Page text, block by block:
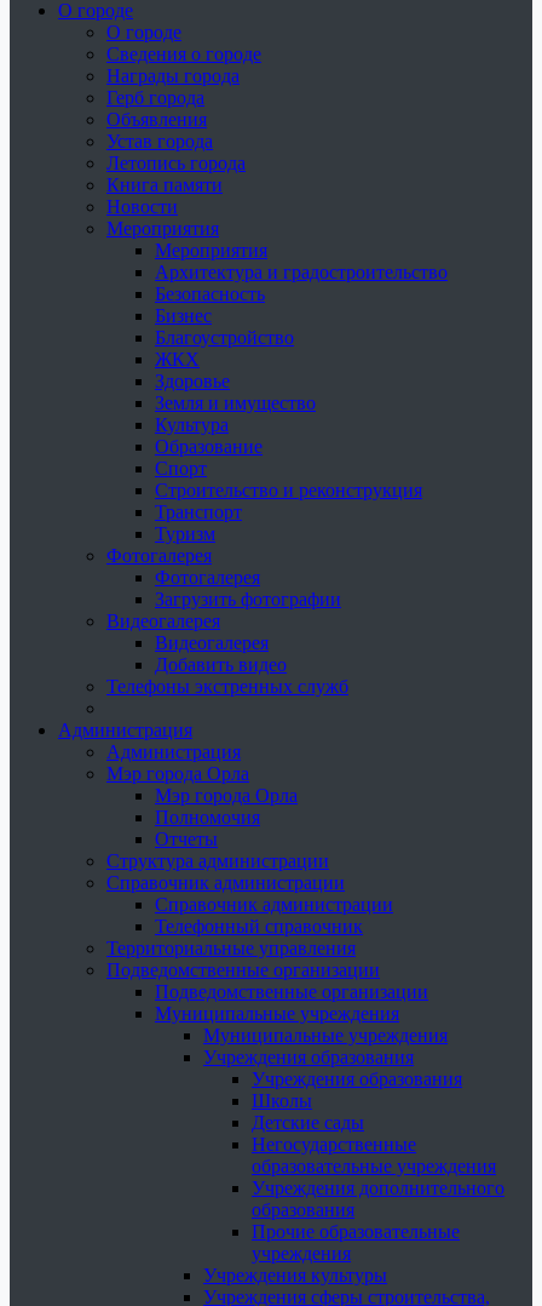
О городе
О городе
Сведения о городе
Награды города
Герб города
Объявления
Устав города
Летопись города
Книга памяти
Новости
Мероприятия
Мероприятия
Архитектура и градостроительство
Безопасность
Бизнес
Благоустройство
ЖКХ
Здоровье
Земля и имущество
Культура
Образование
Спорт
Строительство и реконструкция
Транспорт
Туризм
Фотогалерея
Фотогалерея
Загрузить фотографии
Видеогалерея
Видеогалерея
Добавить видео
Телефоны экстренных служб
Администрация
Администрация
Мэр города Орла
Мэр города Орла
Полномочия
Отчеты
Структура администрации
Справочник администрации
Справочник администрации
Телефонный справочник
Территориальные управления
Подведомственные организации
Подведомственные организации
Муниципальные учреждения
Муниципальные учреждения
Учреждения образования
Учреждения образования
Школы
Детские сады
Негосударственные
образовательные учреждения
Учреждения дополнительного
образования
Прочие образовательные
учреждения
Учреждения культуры
Учреждения сферы строительства,